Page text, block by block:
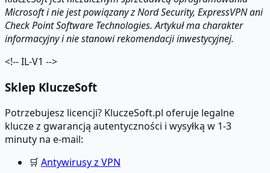
Microsoft i nie jest powiązany z Nord Security, ExpressVPN ani
Check Point Software Technologies. Artykuł ma charakter
informacyjny i nie stanowi rekomendacji inwestycyjnej.
<!-- IL-V1 -->
Sklep KluczeSoft
Potrzebujesz licencji? KluczeSoft.pl oferuje legalne
klucze z gwarancją autentyczności i wysyłką w 1-3
minuty na e-mail:
🛒 Antywirusy z VPN